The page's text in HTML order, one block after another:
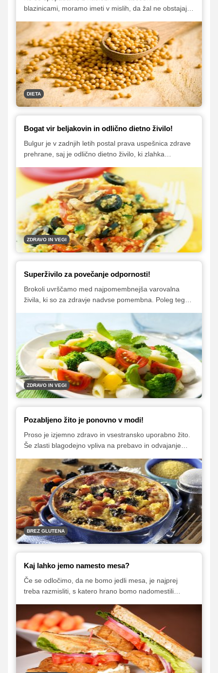
blazinicami, moramo imeti v mislih, da žal ne obstajajo
odvečne kilograme in maščobo. Obstajajo zgolj živila,
ki pomagajo presnavljati in topiti maščobo in jih je zato
zelo priporočljivo vključiti v prehrano, ko želimo izgubiti
kakšen kilogram ali pa malce "očistiti" svoje telo. V
nadaljevanju vam predstavljamo šest začimb, ki vam
bodo pri tem zagotovo v pomoč!
DIETA
Bogat vir beljakovin in odlično dietno živilo!
Bulgur je v zadnjih letih postal prava uspešnica zdrave
prehrane, saj je odlično dietno živilo, ki zlahka
beljakovin, mineralov in vlaknin. In če ste se spraševali,
kako bi ga vključili v vsakodnevno prehrano, vam v
nadaljevanju ponujamo nekaj koristnih nasvetov in
seveda tudi zelo okusnih receptov.
ZDRAVO IN VEGI
Superživilo za povečanje odpornosti!
Brokoli uvrščamo med najpomembnejša varovalna
živila, ki so za zdravje nadvse pomembna. Poleg tega,
ZDRAVO IN VEGI
Pozabljeno žito je ponovno v modi!
Proso je izjemno zdravo in vsestransko uporabno žito.
Še zlasti blagodejno vpliva na prebavo in odvajanje
našem jedilniku. Ker ne vsebuje glutena, ga lahko
uživajo tudi bolniki s celiakijo.
BREZ GLUTENA
Kaj lahko jemo namesto mesa?
Če se odločimo, da ne bomo jedli mesa, je najprej
treba razmisliti, s katero hrano bomo nadomestili
železu.